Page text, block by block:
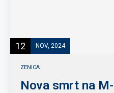
12 NOV, 2024
ZENICA
Nova smrt na